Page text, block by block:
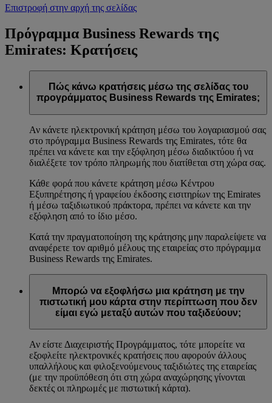
Επιστροφή στην αρχή της σελίδας
Πρόγραμμα Business Rewards της
Emirates: Κρατήσεις
Πώς κάνω κρατήσεις μέσω της σελίδας του
προγράμματος Business Rewards της Emirates;
Αν κάνετε ηλεκτρονική κράτηση μέσω του λογαριασμού σας
στο πρόγραμμα Business Rewards της Emirates, τότε θα
πρέπει να κάνετε και την εξόφληση μέσω διαδικτύου ή να
διαλέξετε τον τρόπο πληρωμής που διατίθεται στη χώρα σας.
Κάθε φορά που κάνετε κράτηση μέσω Κέντρου
Εξυπηρέτησης ή γραφείου έκδοσης εισιτηρίων της Emirates
ή μέσω ταξιδιωτικού πράκτορα, πρέπει να κάνετε και την
εξόφληση από το ίδιο μέσο.
Κατά την πραγματοποίηση της κράτησης μην παραλείψετε να
αναφέρετε τον αριθμό μέλους της εταιρείας στο πρόγραμμα
Business Rewards της Emirates.
Μπορώ να εξοφλήσω μια κράτηση με την
πιστωτική μου κάρτα στην περίπτωση που δεν
είμαι εγώ μεταξύ αυτών που ταξιδεύουν;
Αν είστε Διαχειριστής Προγράμματος, τότε μπορείτε να
εξοφλείτε ηλεκτρονικές κρατήσεις που αφορούν άλλους
υπαλλήλους και φιλοξενούμενους ταξιδιώτες της εταιρείας
(με την προϋπόθεση ότι στη χώρα αναχώρησης γίνονται
δεκτές οι πληρωμές με πιστωτική κάρτα).